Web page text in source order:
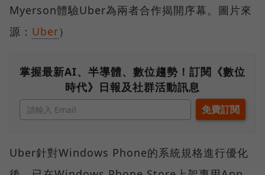
Myerson體驗Uber為兩者合作揭開序幕。圖片來
源： Uber）
掌握最新AI、半導體、數位趨勢！訂閱《數位
時代》日報及社群活動訊息
Uber針對Windows Phone的系統規格進行優化